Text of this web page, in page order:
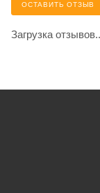
ОСТАВИТЬ ОТЗЫВ
Загрузка